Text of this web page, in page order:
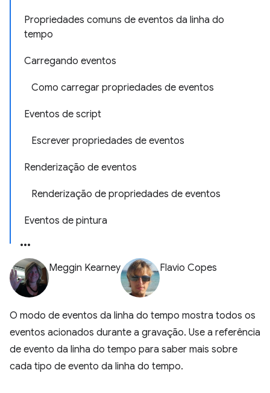
Propriedades comuns de eventos da linha do
tempo
Carregando eventos
Como carregar propriedades de eventos
Eventos de script
Escrever propriedades de eventos
Renderização de eventos
Renderização de propriedades de eventos
Eventos de pintura
Meggin Kearney Flavio Copes
O modo de eventos da linha do tempo mostra todos os
eventos acionados durante a gravação. Use a referência
de evento da linha do tempo para saber mais sobre
cada tipo de evento da linha do tempo.